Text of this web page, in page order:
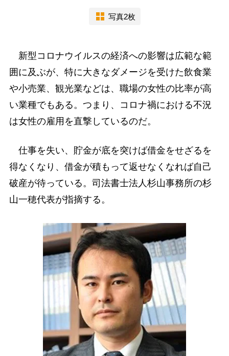
写真2枚
新型コロナウイルスの経済への影響は広範な範
囲に及ぶが、特に大きなダメージを受けた飲食業
や小売業、観光業などは、職場の女性の比率が高
い業種でもある。つまり、コロナ禍における不況
は女性の雇用を直撃しているのだ。
仕事を失い、貯金が底を突けば借金をせざるを
得なくなり、借金が積もって返せなくなれば自己
破産が待っている。司法書士法人杉山事務所の杉
山一穂代表が指摘する。